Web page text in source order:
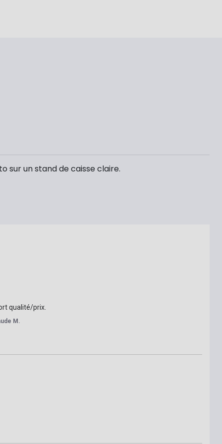
sur un stand de caisse claire.
qualité/prix.
M.